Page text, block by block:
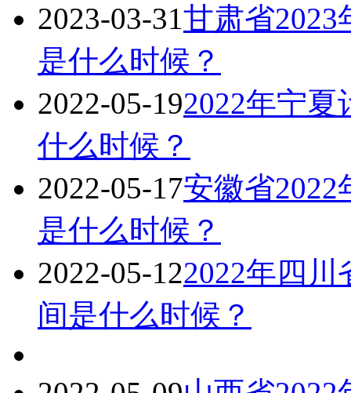
2023-03-31甘肃省
是什么时候？
2022-05-192022年宁
什么时候？
2022-05-17安徽省
是什么时候？
2022-05-122022年四
间是什么时候？